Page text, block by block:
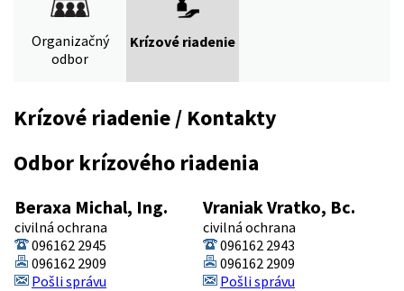
Organizačný
odbor
Krízové riadenie
Krízové riadenie / Kontakty
Odbor krízového riadenia
Beraxa Michal, Ing.
civilná ochrana
096162 2945
096162 2909
Pošli správu
Vraniak Vratko, Bc.
civilná ochrana
096162 2943
096162 2909
Pošli správu